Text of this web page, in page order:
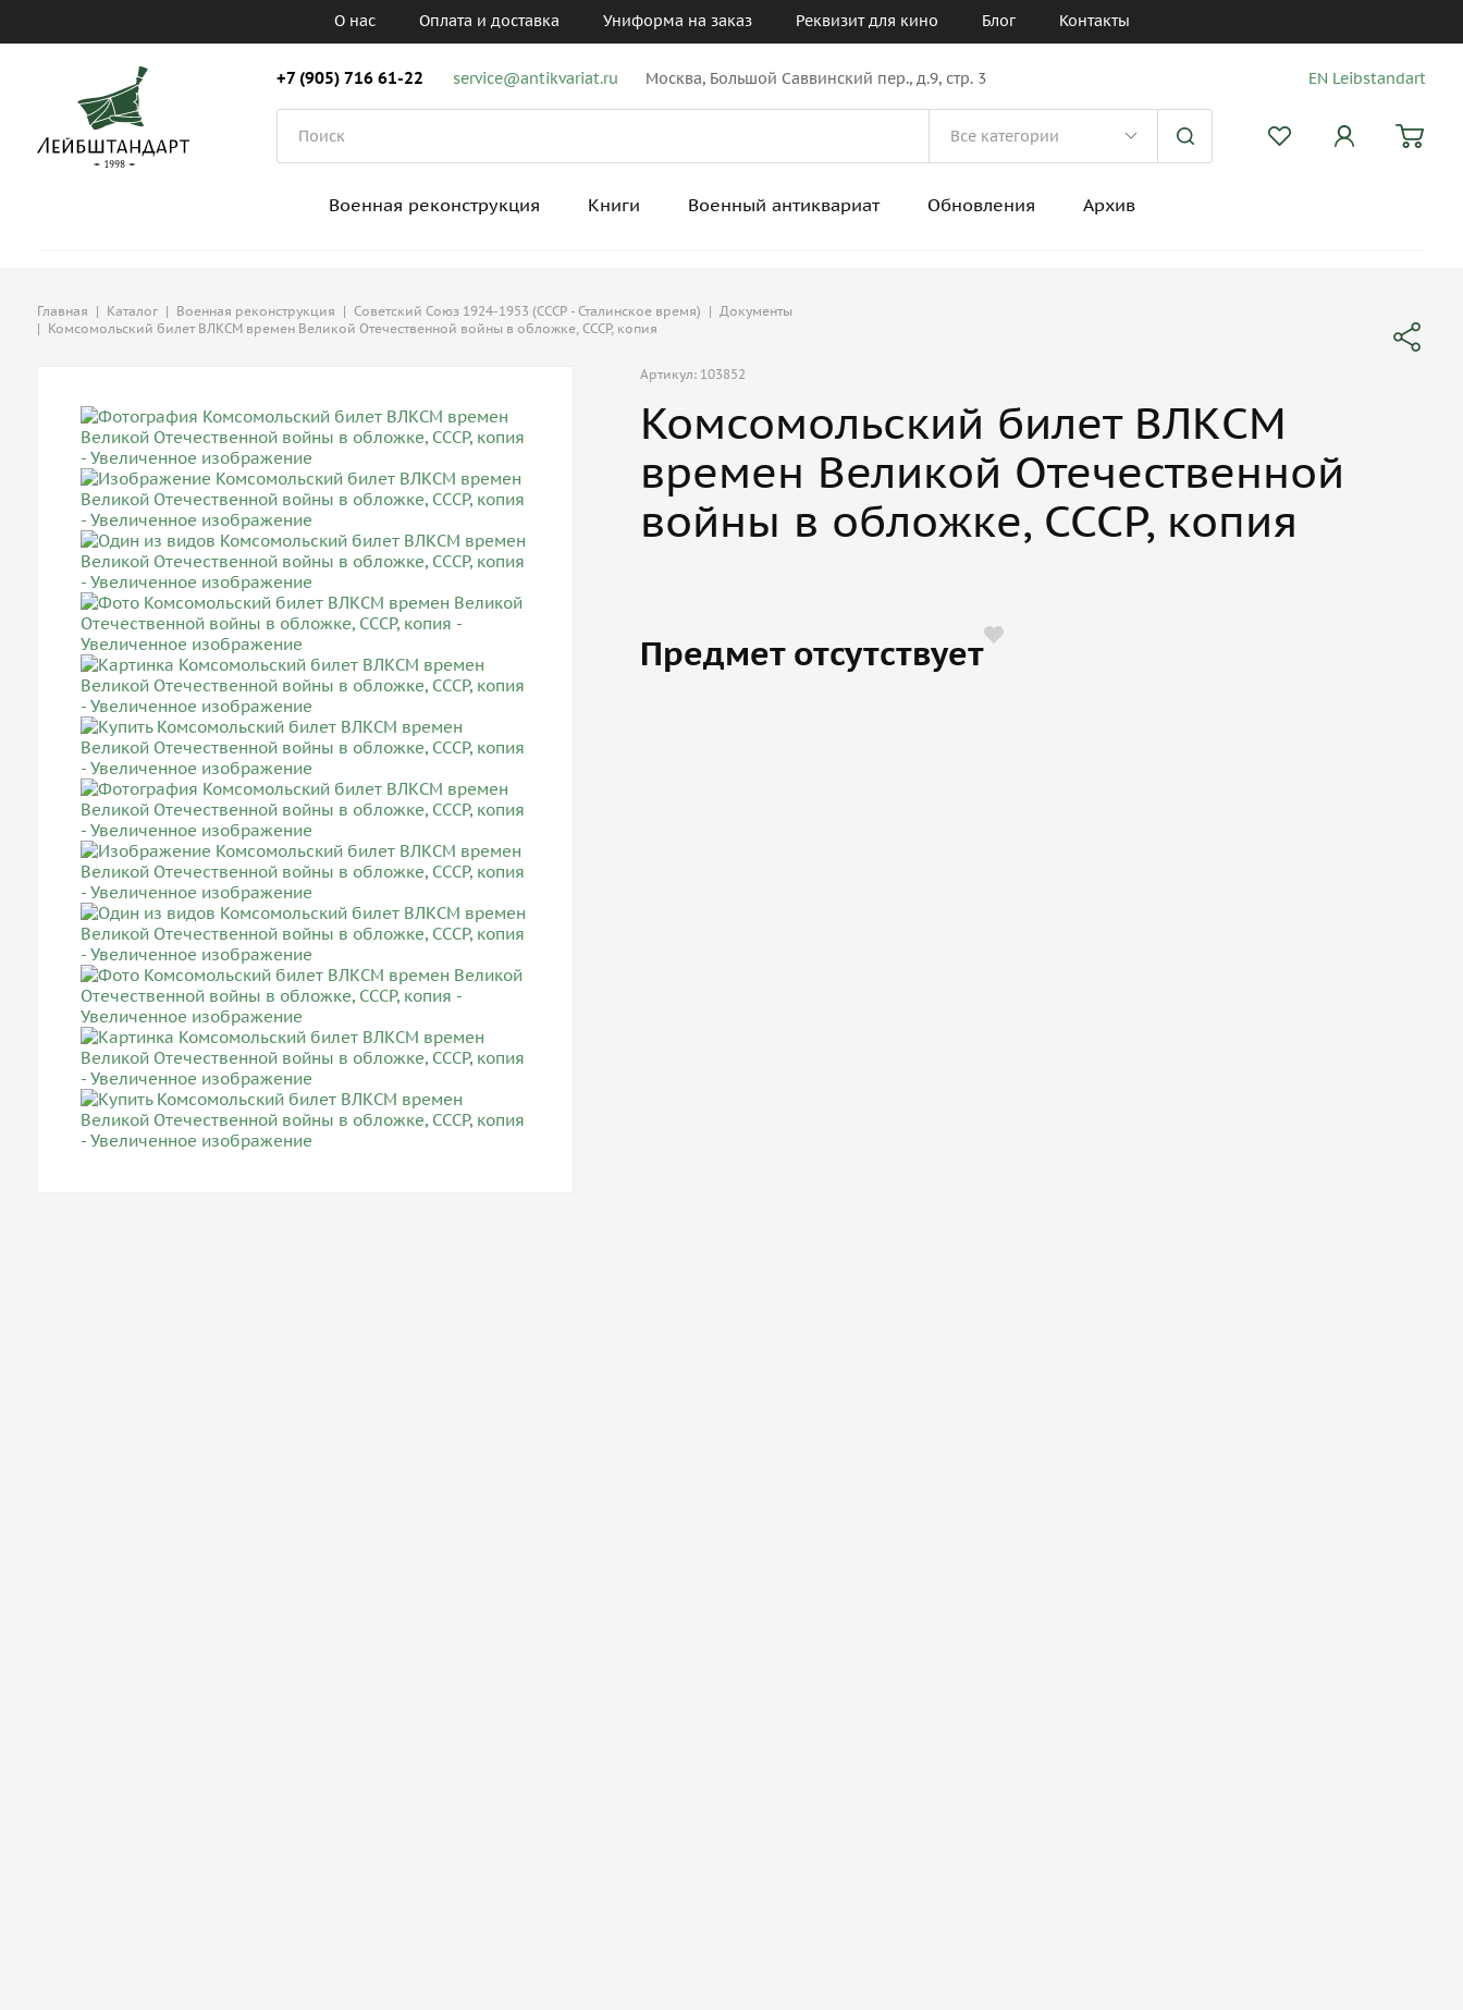
О нас Оплата и доставка Униформа на заказ Реквизит для кино Блог Контакты
+7 (905) 716 61-22 service@antikvariat.ru Москва, Большой Саввинский пер., д.9, стр. 3 EN Leibstandart
Военная реконструкция Книги Военный антиквариат Обновления Архив
Главная | Каталог | Военная реконструкция | Советский Союз 1924-1953 (СССР - Сталинское время) | Документы
| Комсомольский билет ВЛКСМ времен Великой Отечественной войны в обложке, СССР, копия
Артикул: 103852
Комсомольский билет ВЛКСМ
времен Великой Отечественной
войны в обложке, СССР, копия
Предмет отсутствует